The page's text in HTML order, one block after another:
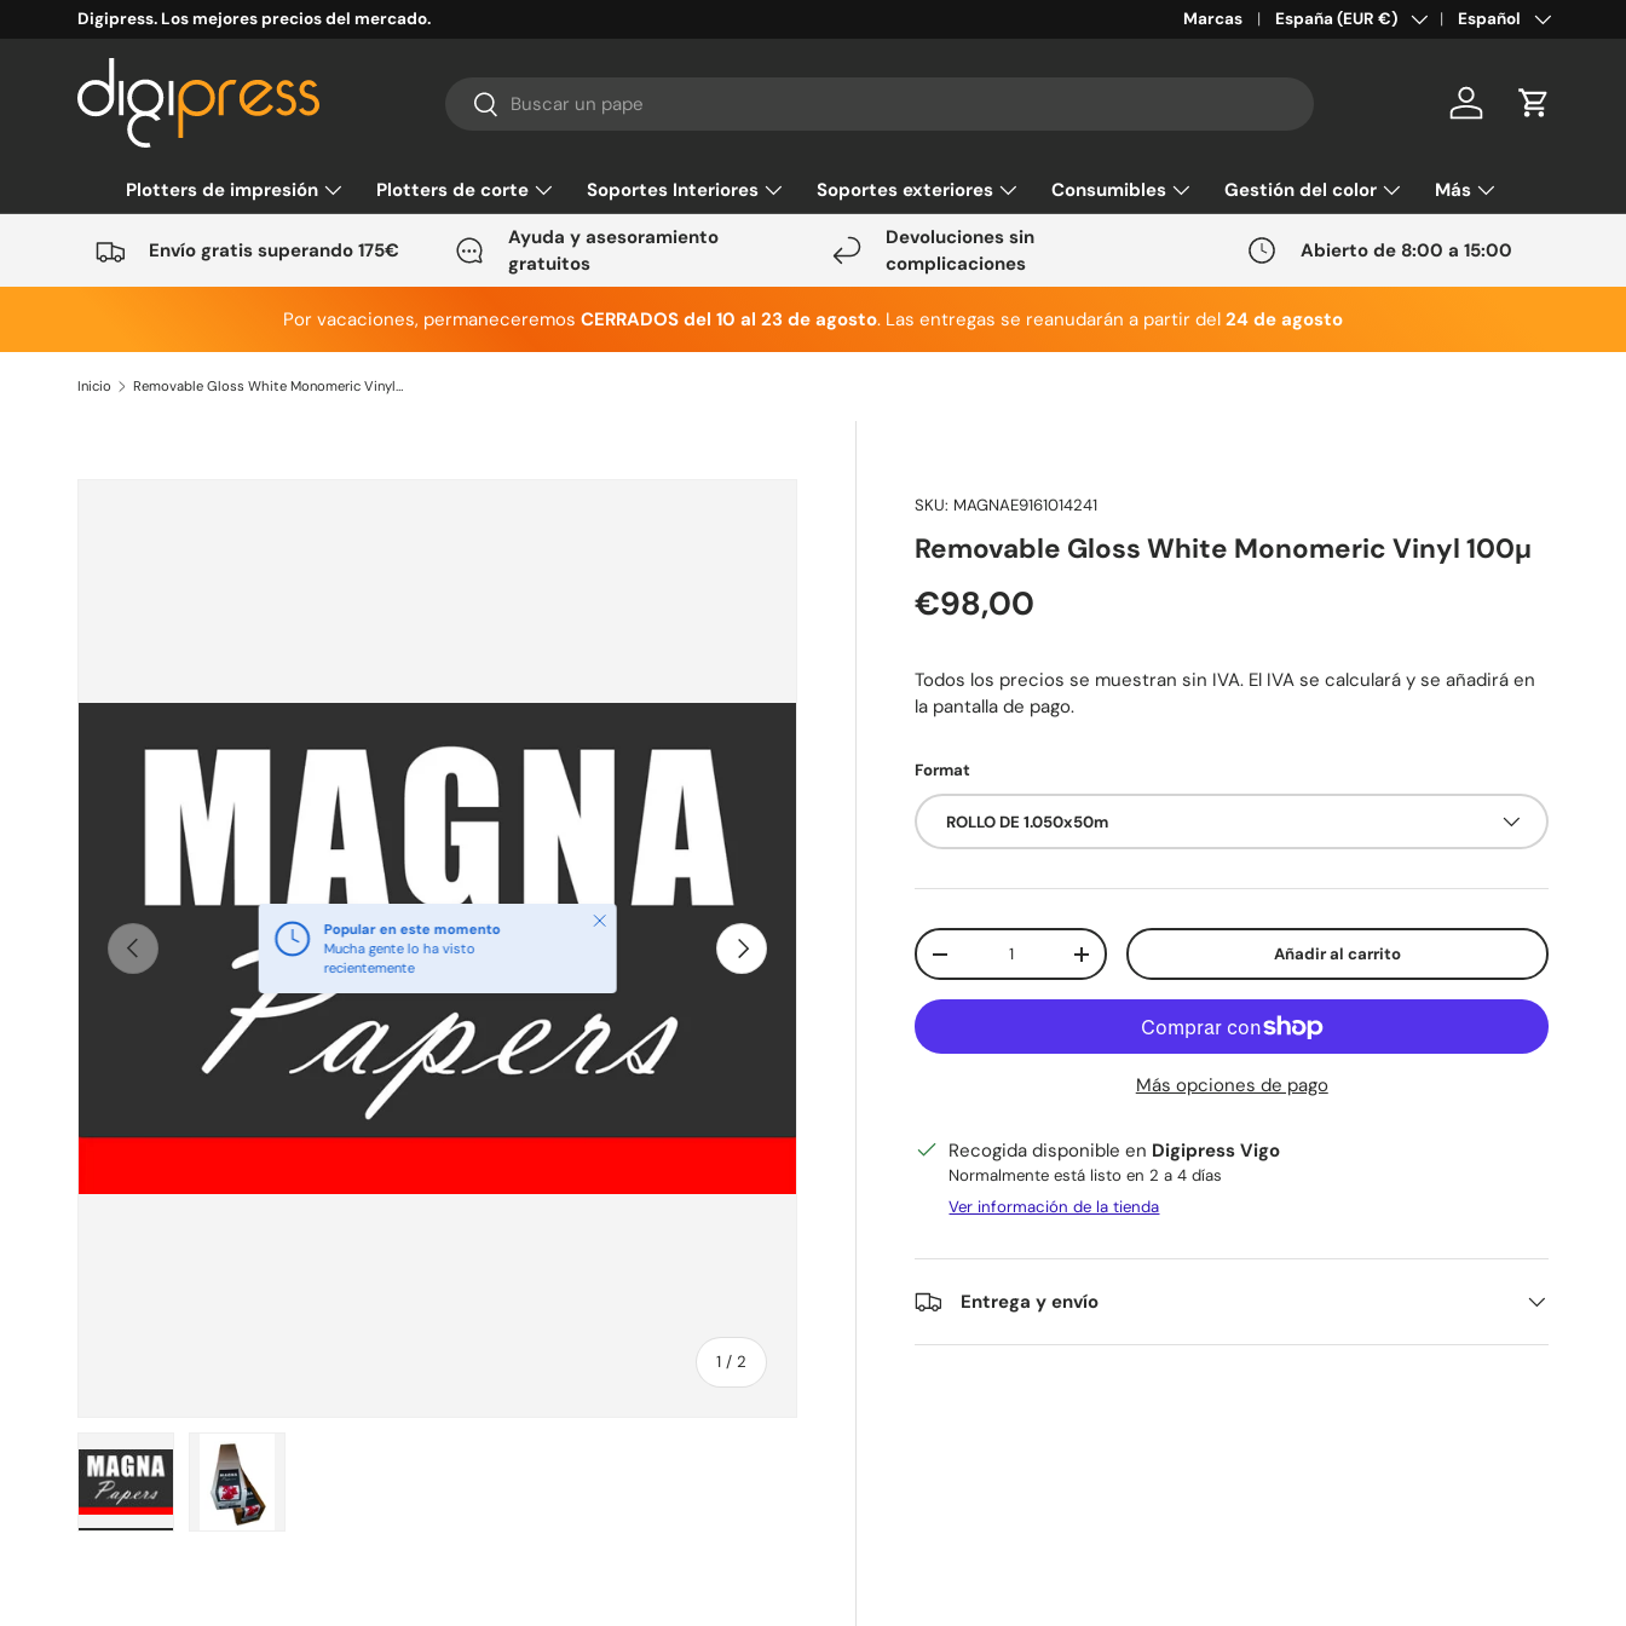
Digipress. Los mejores precios del mercado. Marcas País/Región
España (EUR €) IdiomaEspañol
Buscar
Buscar Cuenta Carrito
Plotters de impresión Plotters de corte Soportes Interiores Soportes exteriores Consumibles Gestión del color Más
Envío gratis superando 175€
Ayuda y asesoramiento
gratuitos
Devoluciones sin
complicaciones
Abierto de 8:00 a 15:00
Por vacaciones, permaneceremos CERRADOS del 10 al 23 de agosto. Las entregas se reanudarán a partir del 24 de agosto
Inicio Removable Gloss White Monomeric Vinyl 100µ
Anterior
1 /de
2
Siguiente
Popular en este momento
Mucha gente lo ha visto
recientemente
Cerrar
SKU: MAGNAE9161014241
Removable Gloss White Monomeric Vinyl 100µ
Precio normal
€98,00
Todos los precios se muestran sin IVA. El IVA se calculará y se añadirá en
la pantalla de pago.
Format
ROLLO DE 1.050x50m
Cant.
Disminuir cantidadAumentar la cantidad Añadir al carrito
Más opciones de pago
Recogida disponible en Digipress Vigo
Normalmente está listo en 2 a 4 días
Ver información de la tienda
Entrega y envío